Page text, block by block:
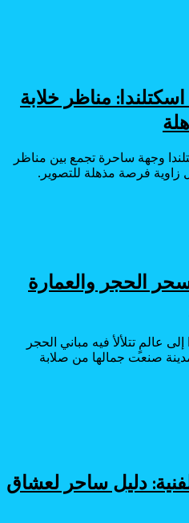
مناظر خلابة
وجهة ساحرة تجمع بين مناظر
زاوية فرصة مذهلة للتصوير.
سحر الحجر والعمارة
عالمٍ تتلألأ فيه مباني الحجر
صنعت جمالها من صلابة
دليل ساحر لعشاق